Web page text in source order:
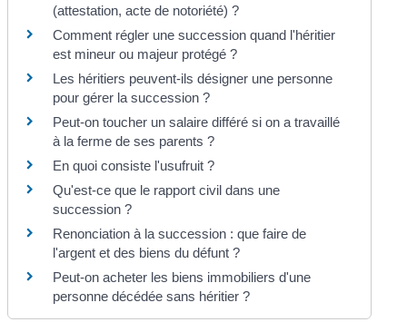
(attestation, acte de notoriété) ?
Comment régler une succession quand l'héritier
est mineur ou majeur protégé ?
Les héritiers peuvent-ils désigner une personne
pour gérer la succession ?
Peut-on toucher un salaire différé si on a travaillé
à la ferme de ses parents ?
En quoi consiste l'usufruit ?
Qu'est-ce que le rapport civil dans une
succession ?
Renonciation à la succession : que faire de
l'argent et des biens du défunt ?
Peut-on acheter les biens immobiliers d'une
personne décédée sans héritier ?